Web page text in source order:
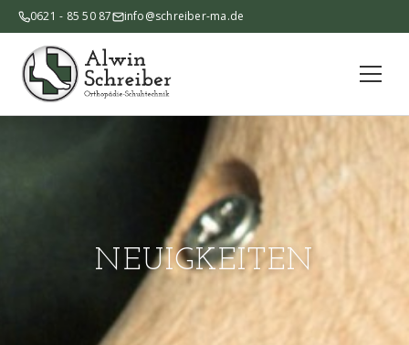
0621 - 85 50 87 info@schreiber-ma.de
NEUIGKEITEN